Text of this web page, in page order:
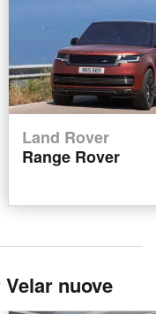
Land Rover
Range Rover
nuove